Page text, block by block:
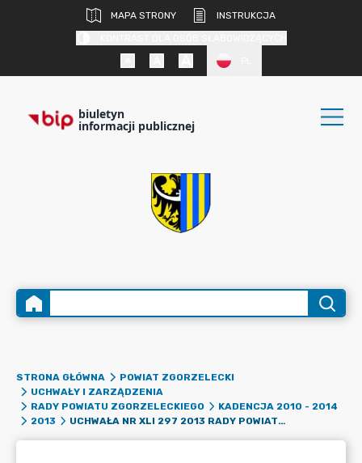
MAPA STRONY
INSTRUKCJA
biuletyn
informacji publicznej
STRONA GŁÓWNA
POWIAT ZGORZELECKI
UCHWAŁY I ZARZĄDZENIA
RADY POWIATU ZGORZELECKIEGO
KADENCJA 2010 - 2014
2013
UCHWAŁA NR XLI 297 2013 RADY POWIATU ZGORZELECKIEGO Z DNIA 30 PAŹDZIERNIKA 2013 R. W SPRAWIE NADANIA ODZNAKI HONOROWEJ - ,,ZASŁUŻONY DLA POWIATU ZGORZELECKIEGO''